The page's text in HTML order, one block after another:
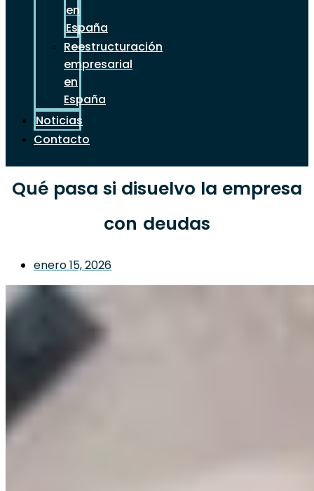
en
España
Reestructuración
empresarial
en
España
Noticias
Contacto
Qué pasa si disuelvo la empresa
con deudas
enero 15, 2026